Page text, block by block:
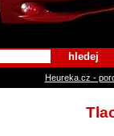
hledej
Heureka.cz -